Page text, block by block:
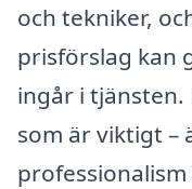
och tekniker,
prisförslag kan
ingår i
som är viktigt –